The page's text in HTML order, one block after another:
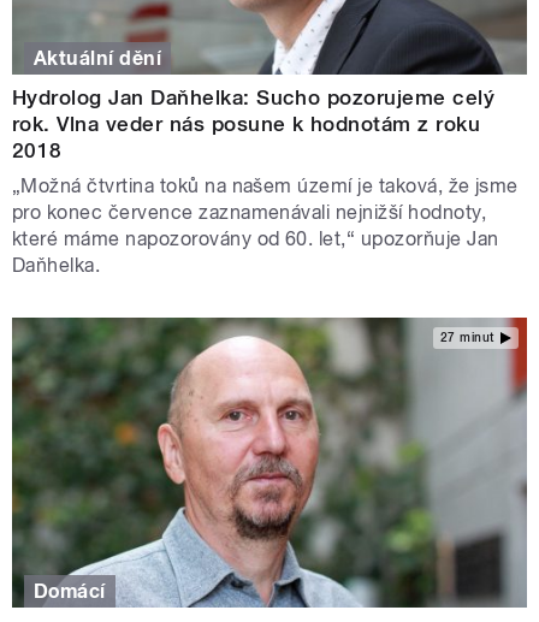
Aktuální dění
Hydrolog Jan Daňhelka: Sucho pozorujeme celý
rok. Vlna veder nás posune k hodnotám z roku
2018
„Možná čtvrtina toků na našem území je taková, že jsme
pro konec července zaznamenávali nejnižší hodnoty,
které máme napozorovány od 60. let,“ upozorňuje Jan
Daňhelka.
27 minut
Domácí